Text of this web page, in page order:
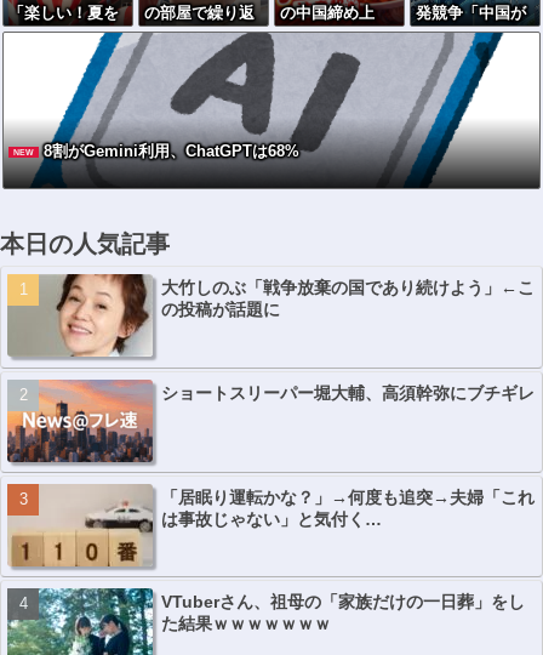
「楽しい！夏を
感じる！」→近
隣住民「うるさ
い」→開催場所
の部屋で繰り返
しわいせつ行
為…40代女性
「自宅に戻れな
い」
の中国締め上
げ」続けるトラ
ンプ大統領に感
謝するかも
発競争「中国が
優位に立ってい
る」…米新興企
業CEOが予測！
NEW 8割がGemini利用、ChatGPTは68%
本日の人気記事
大竹しのぶ「戦争放棄の国であり続けよう」←こ
の投稿が話題に
ショートスリーパー堀大輔、高須幹弥にブチギレ
「居眠り運転かな？」→何度も追突→夫婦「これ
は事故じゃない」と気付く…
VTuberさん、祖母の「家族だけの一日葬」をし
た結果ｗｗｗｗｗｗｗ